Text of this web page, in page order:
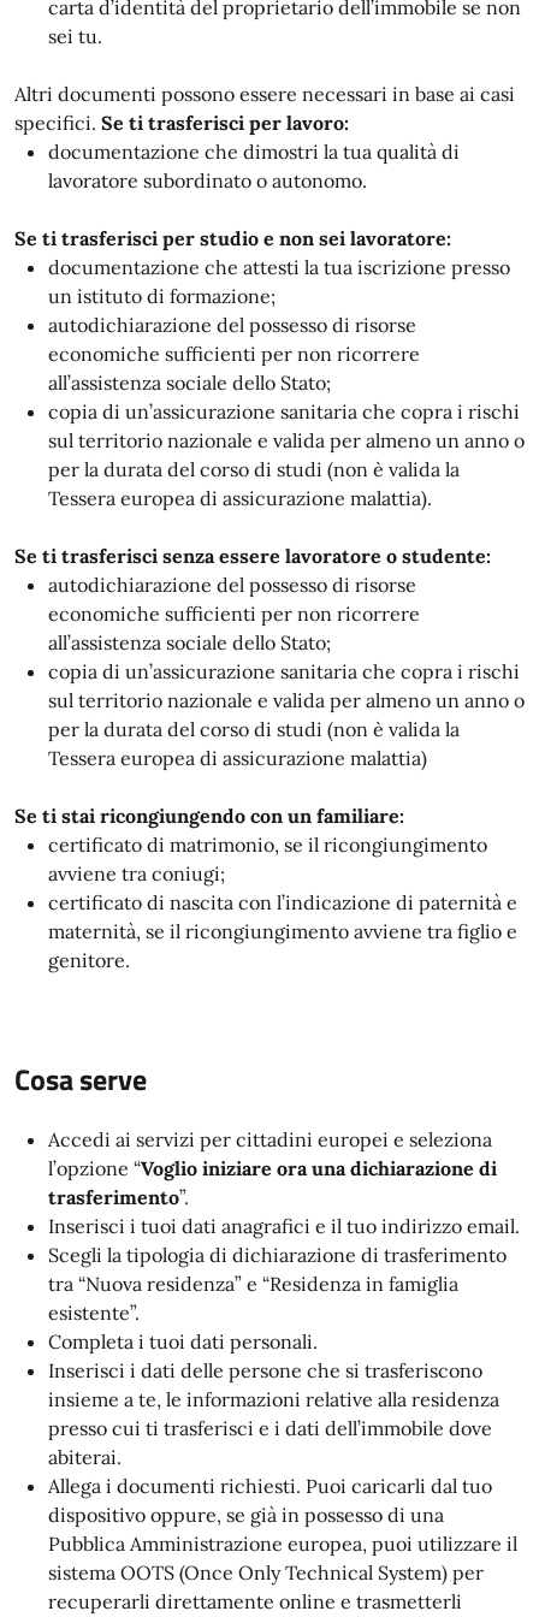
carta d’identità del proprietario dell’immobile se non
sei tu.
Altri documenti possono essere necessari in base ai casi
specifici. Se ti trasferisci per lavoro:
documentazione che dimostri la tua qualità di
lavoratore subordinato o autonomo.
Se ti trasferisci per studio e non sei lavoratore:
documentazione che attesti la tua iscrizione presso
un istituto di formazione;
autodichiarazione del possesso di risorse
economiche sufficienti per non ricorrere
all’assistenza sociale dello Stato;
copia di un’assicurazione sanitaria che copra i rischi
sul territorio nazionale e valida per almeno un anno o
per la durata del corso di studi (non è valida la
Tessera europea di assicurazione malattia).
Se ti trasferisci senza essere lavoratore o studente:
autodichiarazione del possesso di risorse
economiche sufficienti per non ricorrere
all’assistenza sociale dello Stato;
copia di un’assicurazione sanitaria che copra i rischi
sul territorio nazionale e valida per almeno un anno o
per la durata del corso di studi (non è valida la
Tessera europea di assicurazione malattia)
Se ti stai ricongiungendo con un familiare:
certificato di matrimonio, se il ricongiungimento
avviene tra coniugi;
certificato di nascita con l’indicazione di paternità e
maternità, se il ricongiungimento avviene tra figlio e
genitore.
Cosa serve
Accedi ai servizi per cittadini europei e seleziona
l’opzione “Voglio iniziare ora una dichiarazione di
trasferimento”.
Inserisci i tuoi dati anagrafici e il tuo indirizzo email.
Scegli la tipologia di dichiarazione di trasferimento
tra “Nuova residenza” e “Residenza in famiglia
esistente”.
Completa i tuoi dati personali.
Inserisci i dati delle persone che si trasferiscono
insieme a te, le informazioni relative alla residenza
presso cui ti trasferisci e i dati dell’immobile dove
abiterai.
Allega i documenti richiesti. Puoi caricarli dal tuo
dispositivo oppure, se già in possesso di una
Pubblica Amministrazione europea, puoi utilizzare il
sistema OOTS (Once Only Technical System) per
recuperarli direttamente online e trasmetterli